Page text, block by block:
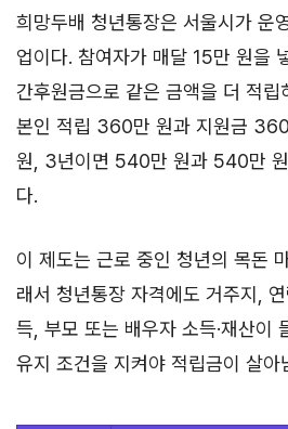
희망두배 청년통장은 서울시가 운
업이다. 참여자가 매달 15만 원을
간후원금으로 같은 금액을 더 적립
본인 적립 360만 원과 지원금
원, 3년이면 540만 원과 540만
다.
이 제도는 근로 중인 청년의 목돈
래서 청년통장 자격에도 거주지,
득, 부모 또는 배우자 소득·재산이
유지 조건을 지켜야 적립금이 살아